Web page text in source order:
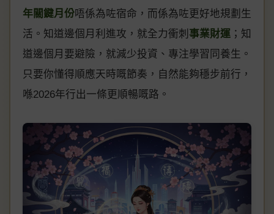
年關鍵月份唔係為咗宿命，而係為咗更好地規劃生
活。知道邊個月利進攻，就全力衝刺 事業財運 ；知
道邊個月要避險，就減少投資、專注學習同養生。
只要你懂得順應天時嘅節奏，自然能夠穩步前行，
喺2026年行出一條更順暢嘅路。